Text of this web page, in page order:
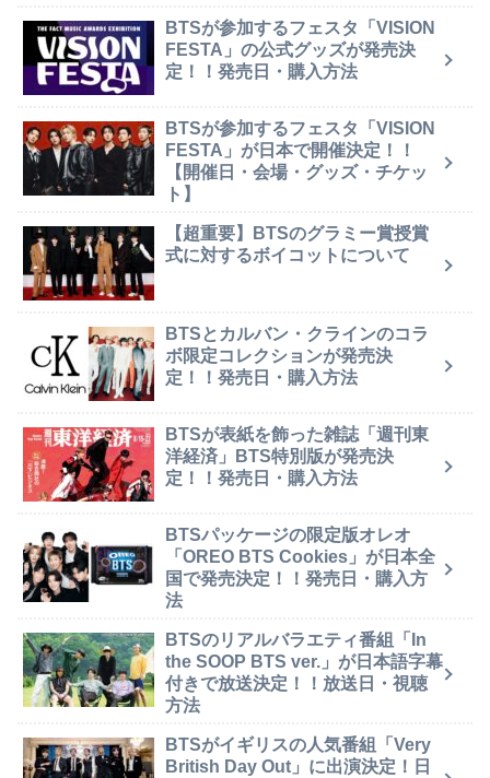
BTSが参加するフェスタ「VISION
FESTA」の公式グッズが発売決
定！！発売日・購入方法
BTSが参加するフェスタ「VISION
FESTA」が日本で開催決定！！
【開催日・会場・グッズ・チケッ
ト】
【超重要】BTSのグラミー賞授賞
式に対するボイコットについて
BTSとカルバン・クラインのコラ
ボ限定コレクションが発売決
定！！発売日・購入方法
BTSが表紙を飾った雑誌「週刊東
洋経済」BTS特別版が発売決
定！！発売日・購入方法
BTSパッケージの限定版オレオ
「OREO BTS Cookies」が日本全
国で発売決定！！発売日・購入方
法
BTSのリアルバラエティ番組「In
the SOOP BTS ver.」が日本語字幕
付きで放送決定！！放送日・視聴
方法
BTSがイギリスの人気番組「Very
British Day Out」に出演決定！日